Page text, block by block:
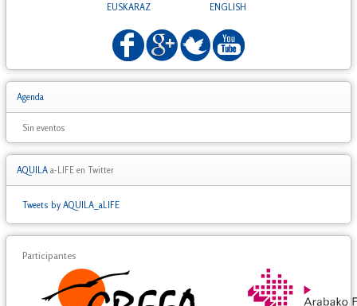
EUSKARAZ ENGLISH
Agenda
Sin eventos
AQUILA a-LIFE en Twitter
Tweets by AQUILA_aLIFE
Participantes